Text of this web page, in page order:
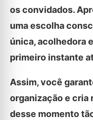
os convidados.
uma escolha
única, acolhedora
primeiro instante
Assim, você
organização e
desse momento